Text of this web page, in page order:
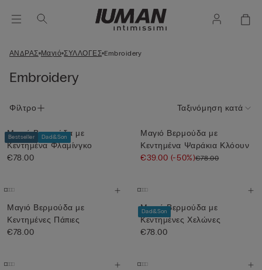
ΑΝΔΡΑΣ Μαγιό ΣΥΛΛΟΓΕΣ Embroidery
Embroidery
Φίλτρο Ταξινόμηση κατά
Bestseller Dad&Son
Μαγιό Βερμούδα με
Κεντημένα Φλαμίνγκο
€78.00
Μαγιό Βερμούδα με
Κεντημένα Ψαράκια Κλόουν
€39.00 (-50%)€78.00
Μαγιό Βερμούδα με
Κεντημένες Πάπιες
€78.00
Dad&Son
Μαγιό Βερμούδα με
Κεντημένες Χελώνες
€78.00